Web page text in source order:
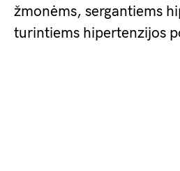
žmonėms, sergantiems
turintiems hipertenzijos